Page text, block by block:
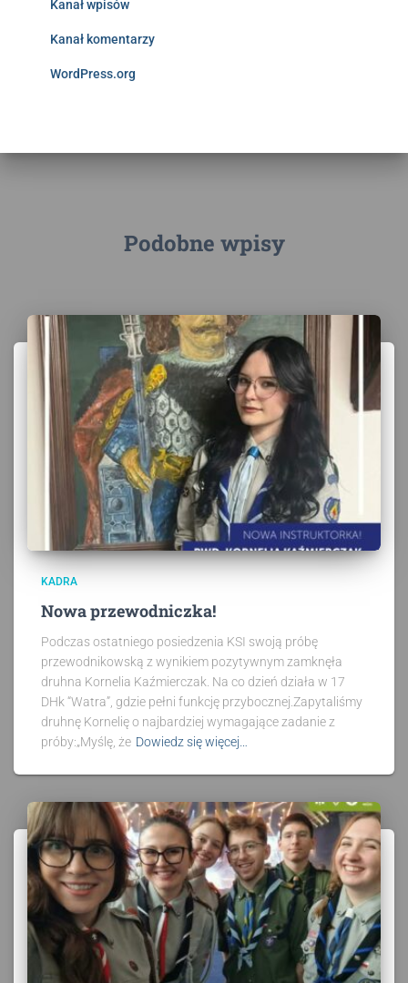
Kanał wpisów
Kanał komentarzy
WordPress.org
Podobne wpisy
KADRA
Nowa przewodniczka!
Podczas ostatniego posiedzenia KSI swoją próbę
przewodnikowską z wynikiem pozytywnym zamknęła
druhna Kornelia Kaźmierczak. Na co dzień działa w 17
DHk “Watra”, gdzie pełni funkcję przybocznej.Zapytaliśmy
druhnę Kornelię o najbardziej wymagające zadanie z
próby:„Myślę, że Dowiedz się więcej…